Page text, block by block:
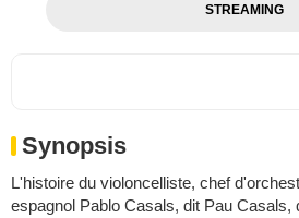
STREAMING
Synopsis
L'histoire du violoncelliste, chef
espagnol Pablo Casals, dit Pau Casals,